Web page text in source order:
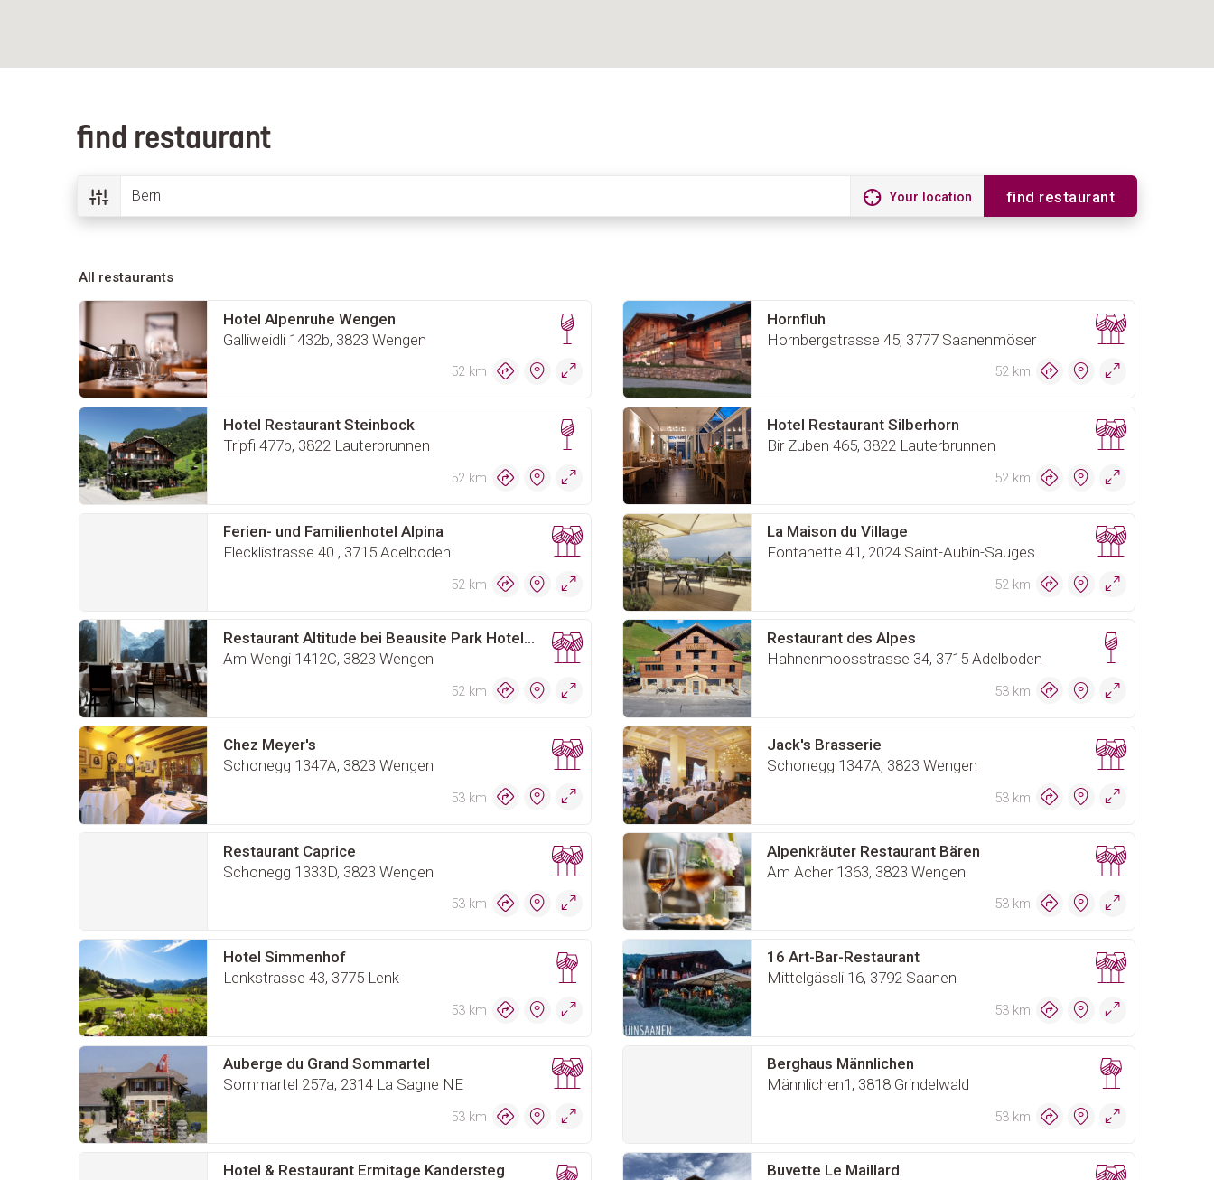
find restaurant
Your location find restaurant
All restaurants
Hotel Alpenruhe Wengen
Galliweidli 1432b, 3823 Wengen
52 km
Hornfluh
Hornbergstrasse 45, 3777 Saanenmöser
52 km
Hotel Restaurant Steinbock
Tripfi 477b, 3822 Lauterbrunnen
52 km
Hotel Restaurant Silberhorn
Bir Zuben 465, 3822 Lauterbrunnen
52 km
Ferien- und Familienhotel Alpina
Flecklistrasse 40 , 3715 Adelboden
52 km
La Maison du Village
Fontanette 41, 2024 Saint-Aubin-Sauges
52 km
Restaurant Altitude bei Beausite Park Hotel Wengen
Am Wengi 1412C, 3823 Wengen
52 km
Restaurant des Alpes
Hahnenmoosstrasse 34, 3715 Adelboden
53 km
Chez Meyer's
Schonegg 1347A, 3823 Wengen
53 km
Jack's Brasserie
Schonegg 1347A, 3823 Wengen
53 km
Restaurant Caprice
Schonegg 1333D, 3823 Wengen
53 km
Alpenkräuter Restaurant Bären
Am Acher 1363, 3823 Wengen
53 km
Hotel Simmenhof
Lenkstrasse 43, 3775 Lenk
53 km
16 Art-Bar-Restaurant
Mittelgässli 16, 3792 Saanen
53 km
Auberge du Grand Sommartel
Sommartel 257a, 2314 La Sagne NE
53 km
Berghaus Männlichen
Männlichen1, 3818 Grindelwald
53 km
Hotel & Restaurant Ermitage Kandersteg Buvette Le Maillard